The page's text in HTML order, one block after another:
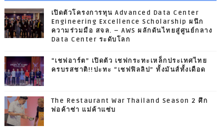
เปิดตัวโครงการทุน Advanced Data Center
Engineering Excellence Scholarship ผนึก
ความร่วมมือ สจล. – AWS ผลักดันไทยสู่ศูนย์กลาง
Data Center ระดับโลก
“เชฟอาร์ต” เปิดตัว เชฟกระทะเหล็กประเทศไทย
ครบรสชาติ!!ปะทะ “เชฟฟิลลิป” ทั้งมันส์ทั้งเดือด
The Restaurant War Thailand Season 2 ศึก
พ่อค้าซ่า แม่ค้าแซ่บ